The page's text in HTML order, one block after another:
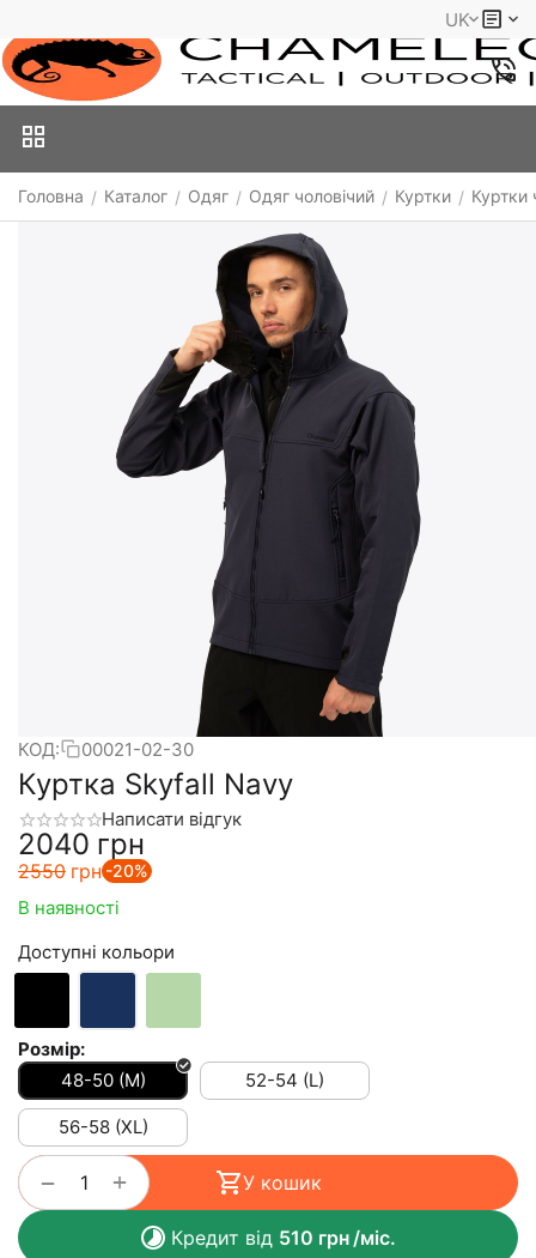
UK
Головна / Каталог / Одяг / Одяг чоловічий / Куртки / Куртки
КОД: 00021-02-30
Куртка Skyfall Navy
Написати відгук
‍2040‍ грн
‍2550‍ грн -20%
В наявності
Доступні кольори
Розмір:
48-50 (M)
52-54 (L)
56-58 (XL)
+
− У кошик
Кредит від 510 грн/міс.